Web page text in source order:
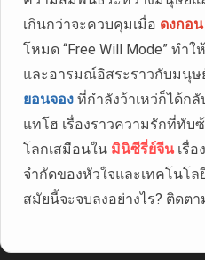
เกินกว่าจะควบคุมเมื่อ ดงกอน
โหมด “Free Will Mode” ทำให้
และอารมณ์อิสระราวกับมนุษ
ยอนจอง ที่กำลังว้าเหว่ก็ได้ก
แทโฮ เรื่องราวความรักที่ทับ
โลกเสมือนใน มินิซีรี่ย์จีนเรื่อ
จำกัดของหัวใจและเทคโนโ
สมัยนี้จะจบลงอย่างไร? ติดตา